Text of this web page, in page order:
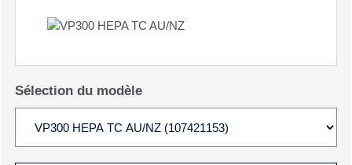
Sélection du modèle